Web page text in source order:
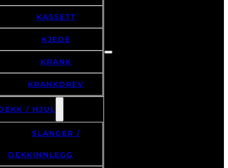
KASSETT
KJEDE
KRANK
KRANKDREV
/ HJUL
SLANGER /
DEKKINNLEGG